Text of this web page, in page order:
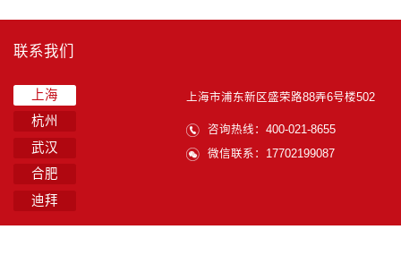
联系我们
上海
杭州
武汉
合肥
迪拜
上海市浦东新区盛荣路88弄6号楼502
咨询热线：400-021-8655
微信联系：17702199087